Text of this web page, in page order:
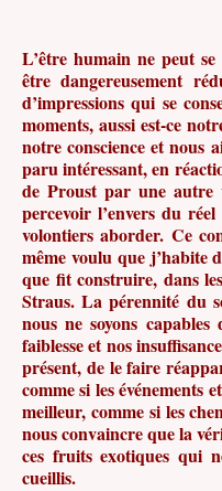
L’être humain ne peut se
être dangereusement
d’impressions qui se
moments, aussi est-ce
notre conscience et nous
paru intéressant, en
de Proust par une autre
percevoir l’envers du
volontiers aborder. Ce
même voulu que j’habite
que fit construire, dans
Straus. La pérennité du
nous ne soyons
faiblesse et nos
présent, de le faire
comme si les événements
meilleur, comme si les
nous convaincre que la
ces fruits exotiques qui
cueillis.